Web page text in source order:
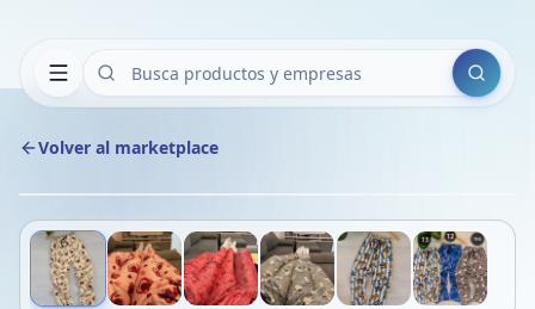
Buscar
Volver al marketplace
VER
1/6